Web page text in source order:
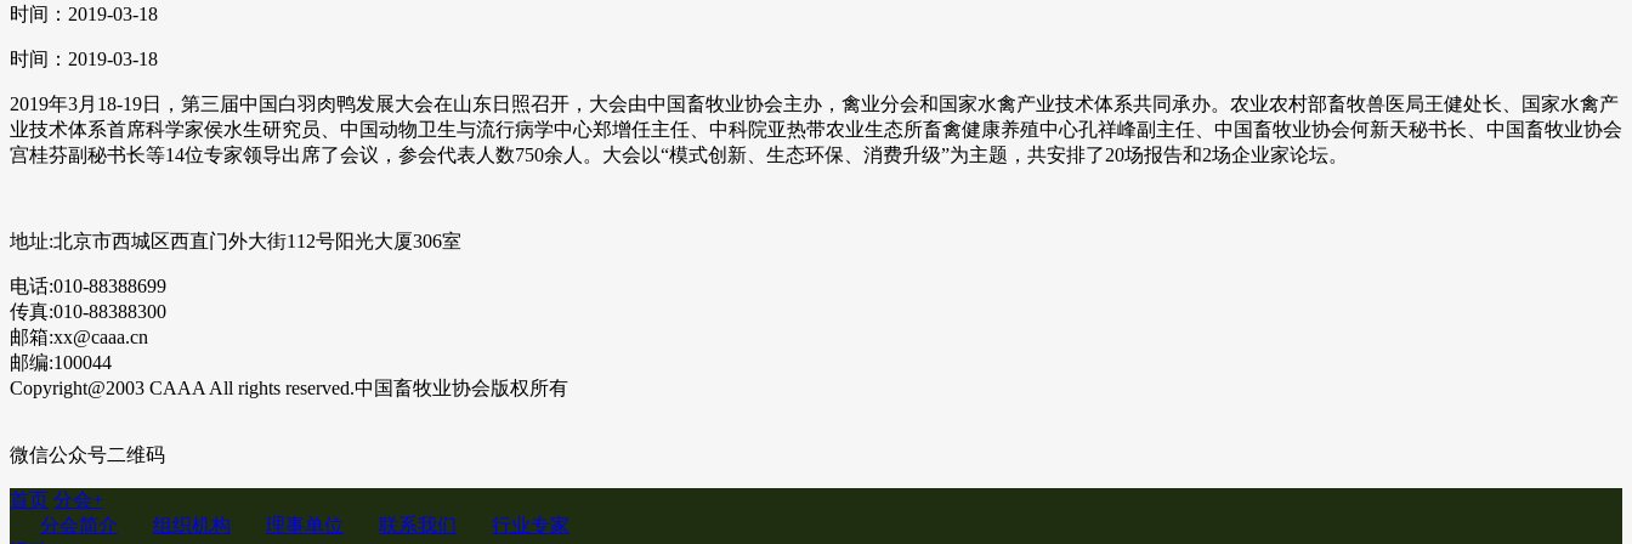
时间：2019-03-18
时间：2019-03-18
2019年3月18-19日，第三届中国白羽肉鸭发展大会在山东日照召开，大会由中国畜牧业协会主办，禽业分会和国家水禽产业技术体系共同承办。农业农村部畜牧兽医局王健处长、国家水禽产
业技术体系首席科学家侯水生研究员、中国动物卫生与流行病学中心郑增任主任、中科院亚热带农业生态所畜禽健康养殖中心孔祥峰副主任、中国畜牧业协会何新天秘书长、中国畜牧业协会
宫桂芬副秘书长等14位专家领导出席了会议，参会代表人数750余人。大会以“模式创新、生态环保、消费升级”为主题，共安排了20场报告和2场企业家论坛。
地址:北京市西城区西直门外大街112号阳光大厦306室
电话:010-88388699
传真:010-88388300
邮箱:xx@caaa.cn
邮编:100044
Copyright@2003 CAAA All rights reserved.中国畜牧业协会版权所有
微信公众号二维码
首页 分会+
分会简介
组织机构 理事单位 联系我们
行业专家